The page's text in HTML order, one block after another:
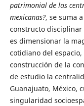
patrimonial de las
mexicanas?, se suma
constructo disciplinar
es dimensionar la
cotidiano del
construcción de la
de estudio la
Guanajuato, México,
singularidad